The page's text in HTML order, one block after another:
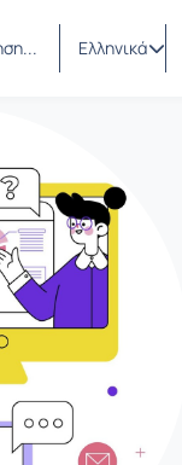
Ελληνικά